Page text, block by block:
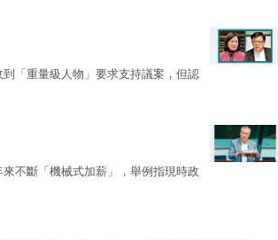
「重量級人物」要求支持議案，但認
不斷「機械式加薪」，舉例指現時政